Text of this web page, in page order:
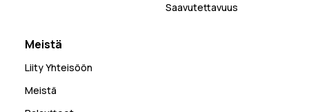
Saavutettavuus
Meistä
Liity Yhteisöön
Meistä